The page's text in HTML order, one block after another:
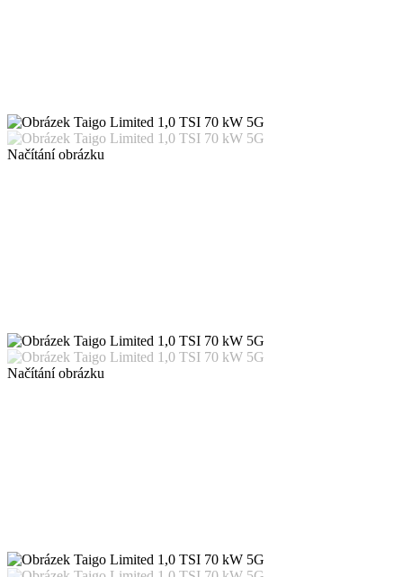
Načítání obrázku
Načítání obrázku